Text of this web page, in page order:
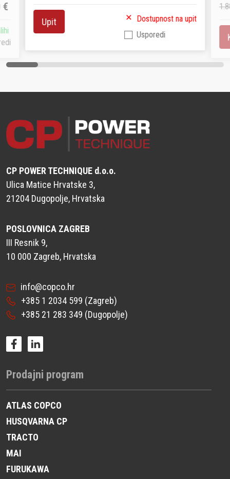
€
Upit
Dostupnost na upit
Usporedi
CP POWER TECHNIQUE d.o.o.
Ulica Matice Hrvatske 3,
21204 Dugopolje, Hrvatska
POSLOVNICA ZAGREB
III Resnik 9,
10 000 Zagreb, Hrvatska
info@copco.hr
+385 1 2034 599 (Zagreb)
+385 21 283 349 (Dugopolje)
Prodajni program
ATLAS COPCO
HUSQVARNA CP
TRACTO
MAI
FURUKAWA